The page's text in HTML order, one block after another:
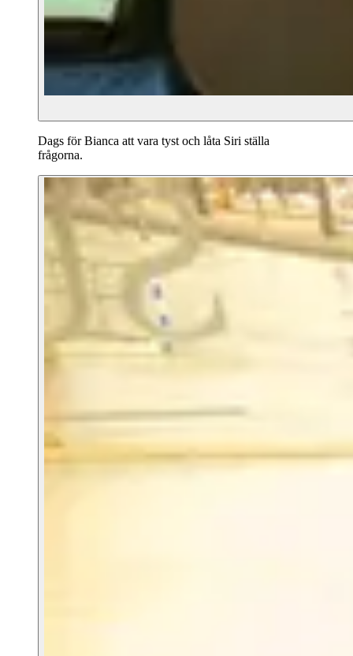
Dags för Bianca att vara tyst och låta Siri ställa
frågorna.